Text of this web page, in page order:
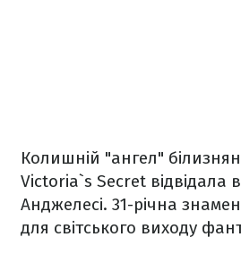
Колишній "ангел"
Victoria`s Secret відвідала
Анджелесі. 31-річна
для світського виходу